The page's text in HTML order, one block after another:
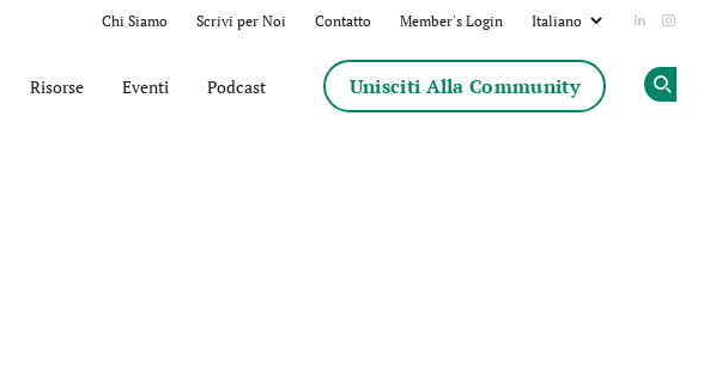
Chi Siamo Scrivi per Noi Contatto Member's Login Add us
Risorse Eventi Podcast Unisciti Alla Community